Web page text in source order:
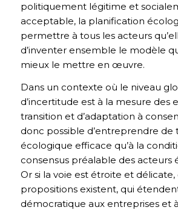
politiquement légitime et
acceptable, la planification
permettre à tous les acteurs
d’inventer ensemble le modèle
mieux le mettre en œuvre.
Dans un contexte où le niveau
d’incertitude est à la mesure des
transition et d’adaptation à
donc possible d’entreprendre de
écologique efficace qu’à la
consensus préalable des acteurs
Or si la voie est étroite et délicate,
propositions existent, qui
démocratique aux entreprises et